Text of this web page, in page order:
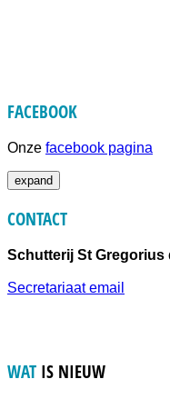
FACEBOOK
Onze facebook pagina
expand
CONTACT
Schutterij St Gregorius
Secretariaat email
WAT IS NIEUW